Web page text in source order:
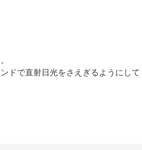
で直射日光をさえぎるようにして